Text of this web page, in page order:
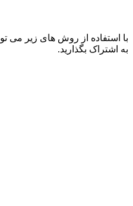
با استفاده از روش های زیر می
به اشتراک بگذارید.